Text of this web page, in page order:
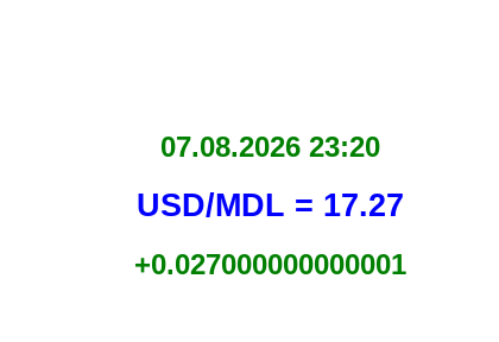
07.08.2026 23:20
USD/MDL = 17.27
+0.027000000000001